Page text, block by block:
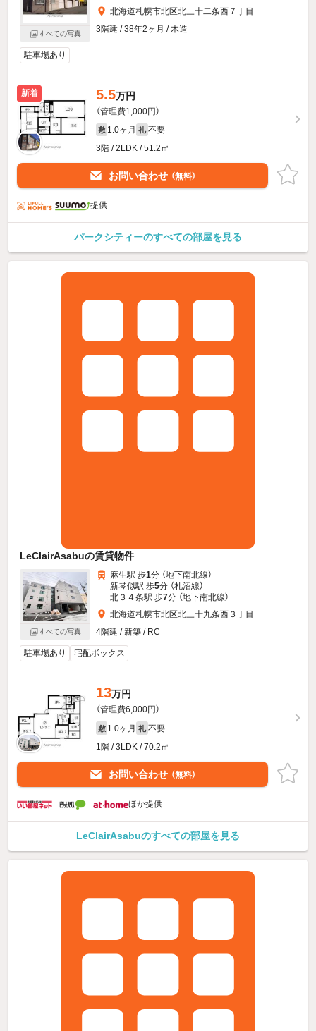
すべての写真
北海道札幌市北区北三十二条西７丁目
3階建 / 38年2ヶ月 / 木造
駐車場あり
新着 5.5万円
（管理費1,000円）
敷 1.0ヶ月 礼 不要
3階 / 2LDK / 51.2㎡
お問い合わせ （無料）
提供
パークシティーのすべての部屋を見る
LeClairAsabuの賃貸物件
すべての写真
麻生駅 歩1分 （地下南北線）
新琴似駅 歩5分 （札沼線）
北３４条駅 歩7分 （地下南北線）
北海道札幌市北区北三十九条西３丁目
4階建 / 新築 / RC
駐車場あり 宅配ボックス
13万円
（管理費6,000円）
敷 1.0ヶ月 礼 不要
1階 / 3LDK / 70.2㎡
お問い合わせ （無料）
ほか提供
LeClairAsabuのすべての部屋を見る